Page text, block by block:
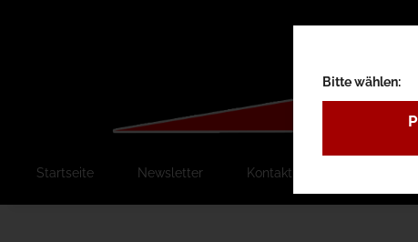
Startseite Newsletter Kontakt
Bitte wählen: